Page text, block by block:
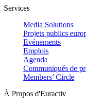
Services
Media Solutions
Projets publics
Evénements
Emplois
Agenda
Communiqués de
Members’ Circle
À Propos d'Euractiv